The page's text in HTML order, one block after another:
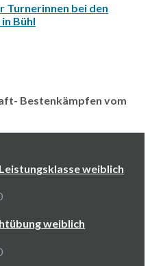
Turnerinnen bei den
Bühl
Bestenkämpfen vom
weiblich
weiblich